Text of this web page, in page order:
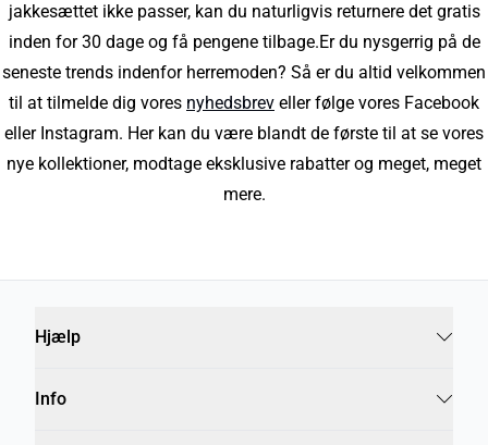
jakkesættet ikke passer, kan du naturligvis returnere det gratis
inden for 30 dage og få pengene tilbage.Er du nysgerrig på de
seneste trends indenfor herremoden? Så er du altid velkommen
til at tilmelde dig vores nyhedsbrev eller følge vores Facebook
eller Instagram. Her kan du være blandt de første til at se vores
nye kollektioner, modtage eksklusive rabatter og meget, meget
mere.
Hjælp
Info